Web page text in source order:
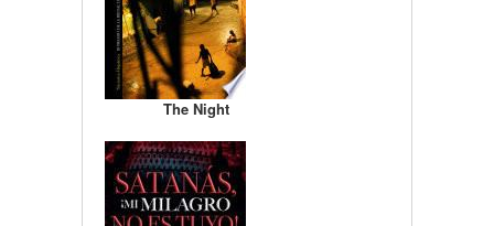
The Night